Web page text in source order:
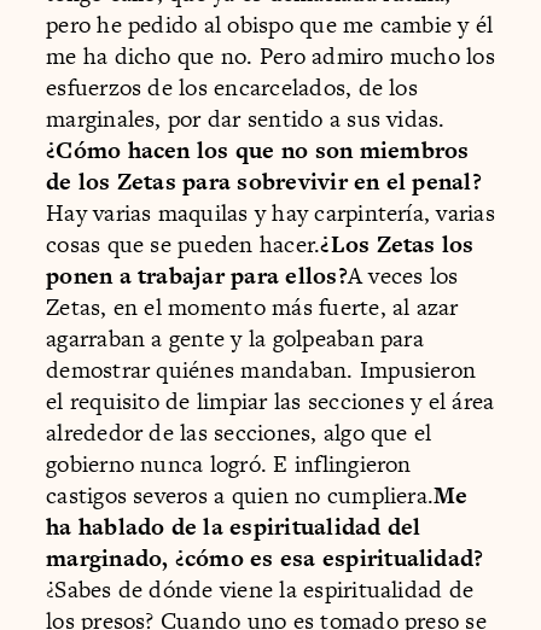
pero he pedido al obispo que me cambie y él
me ha dicho que no. Pero admiro mucho los
esfuerzos de los encarcelados, de los
marginales, por dar sentido a sus vidas.
¿Cómo hacen los que no son miembros
de los Zetas para sobrevivir en el penal?
Hay varias maquilas y hay carpintería, varias
cosas que se pueden hacer.¿Los Zetas los
ponen a trabajar para ellos?A veces los
Zetas, en el momento más fuerte, al azar
agarraban a gente y la golpeaban para
demostrar quiénes mandaban. Impusieron
el requisito de limpiar las secciones y el área
alrededor de las secciones, algo que el
gobierno nunca logró. E inflingieron
castigos severos a quien no cumpliera.Me
ha hablado de la espiritualidad del
marginado, ¿cómo es esa espiritualidad?
¿Sabes de dónde viene la espiritualidad de
los presos? Cuando uno es tomado preso se